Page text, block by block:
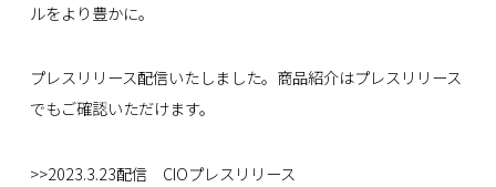
ルをより豊かに。
プレスリリース配信いたしました。商品紹介はプレスリリース
でもご確認いただけます。
>>2023.3.23配信 CIOプレスリリース